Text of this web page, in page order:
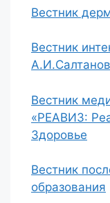
Вестник
Вестник
Вестник
«РЕАВИЗ:
Здоровье
Вестник
образования